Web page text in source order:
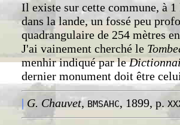
Il existe sur cette commune, à
dans la lande, un fossé peu
quadrangulaire de 254 mètres
J'ai vainement cherché le
menhir indiqué par le
dernier monument doit être
| G. Chauvet, BMSAHC, 1899, p.